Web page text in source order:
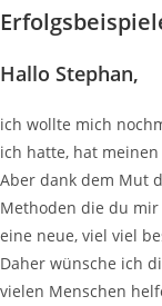
Hallo Stephan,
ich wollte mich
ich hatte, hat
Aber dank dem Mut
Methoden die du
eine neue, viel viel
Daher wünsche ich
vielen Menschen